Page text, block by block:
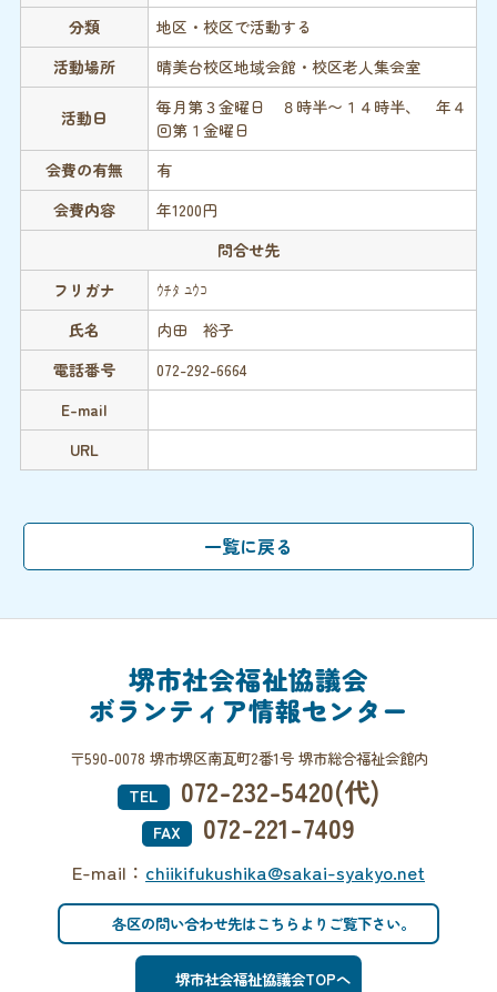
分類
地区・校区で活動する
活動場所
晴美台校区地域会館・校区老人集会室
活動日
毎月第３金曜日 ８時半〜１４時半、 年４
回第１金曜日
会費の有無
有
会費内容
年1200円
問合せ先
フリガナ
ｳﾁﾀ ﾕｳｺ
氏名
内田 裕子
電話番号
072-292-6664
E-mail
URL
堺市社会福祉協議会
ボランティア情報センター
〒590-0078 堺市堺区南瓦町2番1号 堺市総合福祉会館内
TEL
072-232-5420(代)
FAX 072-221-7409
E-mail： chiikifukushika@sakai-syakyo.net
各区の問い合わせ先はこちらよりご覧下さい。
堺市社会福祉協議会TOPへ